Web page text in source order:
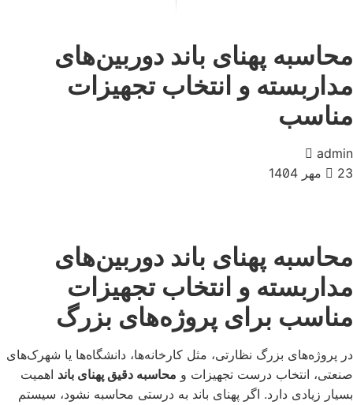
محاسبه پهنای باند دوربین‌های
مداربسته و انتخاب تجهیزات
مناسب
admin
23 مهر 1404
محاسبه پهنای باند دوربین‌های
مداربسته و انتخاب تجهیزات
مناسب برای پروژه‌های بزرگ
در پروژه‌های بزرگ نظارتی، مثل کارخانه‌ها، دانشگاه‌ها یا شهرک‌های
صنعتی، انتخاب درست تجهیزات و محاسبه دقیق پهنای باند اهمیت
بسیار زیادی دارد. اگر پهنای باند به درستی محاسبه نشود، سیستم